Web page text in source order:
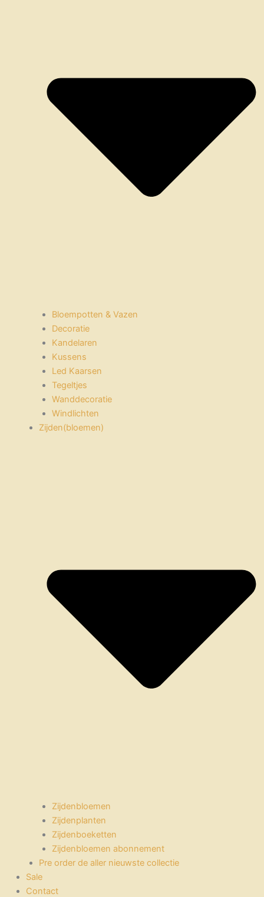
Bloempotten & Vazen
Decoratie
Kandelaren
Kussens
Led Kaarsen
Tegeltjes
Wanddecoratie
Windlichten
Zijden(bloemen)
Zijdenbloemen
Zijdenplanten
Zijdenboeketten
Zijdenbloemen abonnement
Pre order de aller nieuwste collectie
Sale
Contact